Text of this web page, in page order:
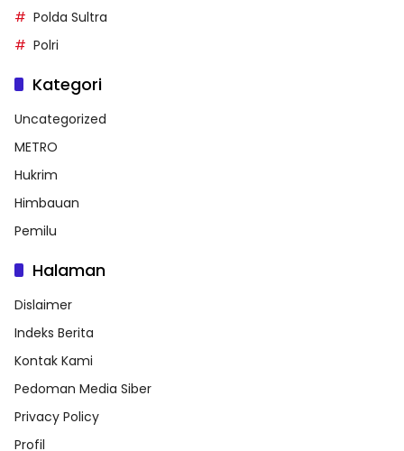
Polda Sultra
Polri
Kategori
Uncategorized
METRO
Hukrim
Himbauan
Pemilu
Halaman
Dislaimer
Indeks Berita
Kontak Kami
Pedoman Media Siber
Privacy Policy
Profil